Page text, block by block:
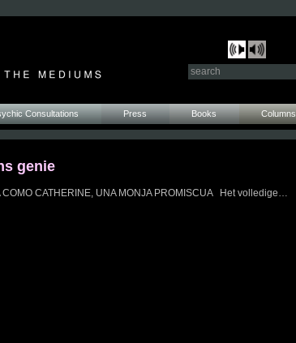
Consultations Press Books Columns
genie
CATHERINE, UNA MONJA PROMISCUA Het volledige…